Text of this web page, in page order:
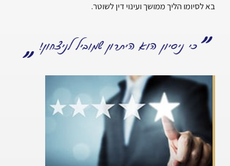
בא לסיומו הליך ממושך ועינוי דין לשוטר.